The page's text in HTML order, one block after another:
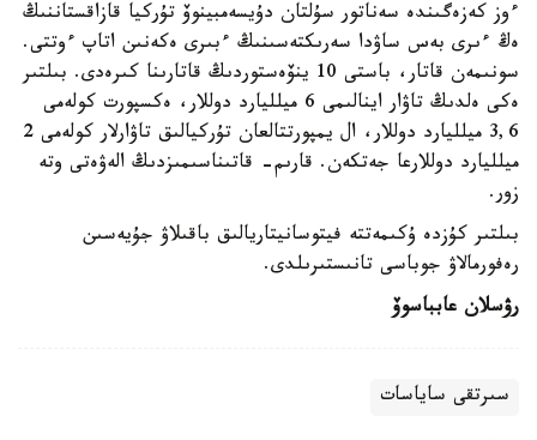
ءوز كەزەگىندە سەناتور سۇلتان دۇيسەمبينوۆ تۇركيا قازاقستاننىڭ
ەڭ ءىرى بەس ساۋدا سەرىكتەسىنىڭ ءبىرى ەكەنىن اتاپ ءوتتى.
سونىمەن قاتار، باستى 10 ينۆەستوردىڭ قاتارىنا كىرەدى. بىلتىر
ەكى ەلدىڭ تاۋار اينالىمى 6 ميلليارد دوللار، ەكسپورت كولەمى
3,6 ميلليارد دوللار، ال يمپورتتالعان تۇركيالىق تاۋارلار كولەمى 2
ميلليارد دوللارعا جەتكەن. قارىم- قاتىناسىمىزدىڭ الەۋەتى وتە
زور.
بىلتىر كۇزدە ۇكىمەتتە فيتوسانيتاريالىق باقىلاۋ جۇيەسىن
رەفورمالاۋ جوباسى تانىستىرىلدى.
رۋسلان عابباسوۆ
سىرتقى ساياسات